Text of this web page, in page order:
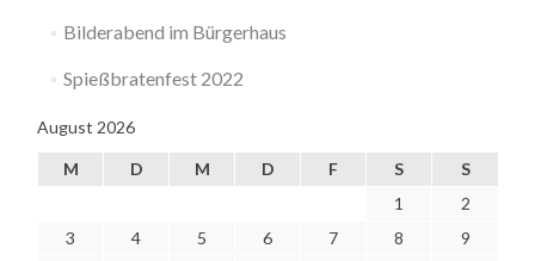
Bilderabend im Bürgerhaus
Spießbratenfest 2022
August 2026
M D M D F S
S
1
2
3
4 5 6 7 8
9